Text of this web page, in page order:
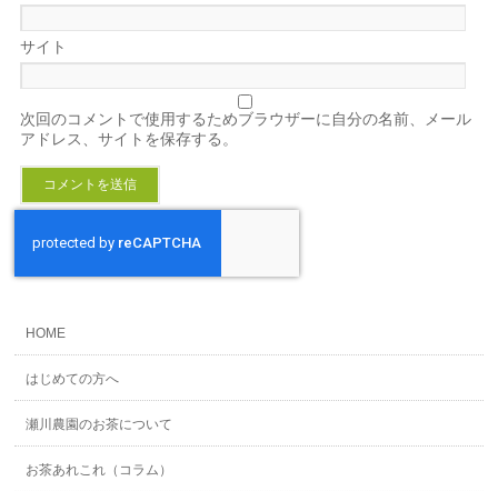
サイト
次回のコメントで使用するためブラウザーに自分の名前、メール
アドレス、サイトを保存する。
HOME
はじめての方へ
瀬川農園のお茶について
お茶あれこれ（コラム）